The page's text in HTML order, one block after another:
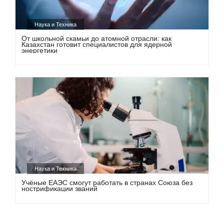
Наука и Техника
От школьной скамьи до атомной отрасли: как
Казахстан готовит специалистов для ядерной
энергетики
Наука и Техника
Учёные ЕАЭС смогут работать в странах Союза без
нострификации званий